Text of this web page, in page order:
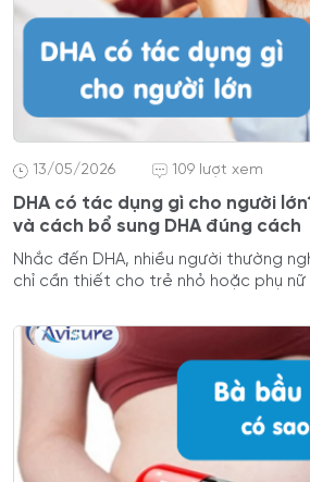
13/05/2026 109 lượt xem
DHA có tác dụng gì cho người
và cách bổ sung DHA đúng cách
Nhắc đến DHA, nhiều người thường
chỉ cần thiết cho trẻ nhỏ hoặc phụ nữ